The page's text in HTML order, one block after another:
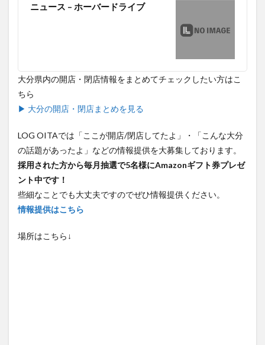
ニュース – ホーバードライブ
大分県内の開店・閉店情報をまとめてチェックしたい方はこ
ちら
▶ 大分の開店・閉店まとめを見る
LOG OITAでは「ここが開店/閉店してたよ」・「こんな大分
の話題があったよ」などの情報提供を大募集しております。
採用された方から毎月抽選で5名様にAmazonギフト券プレゼ
ント中です！
些細なことでも大丈夫ですのでぜひ情報提供ください。
情報提供はこちら
場所はこちら↓